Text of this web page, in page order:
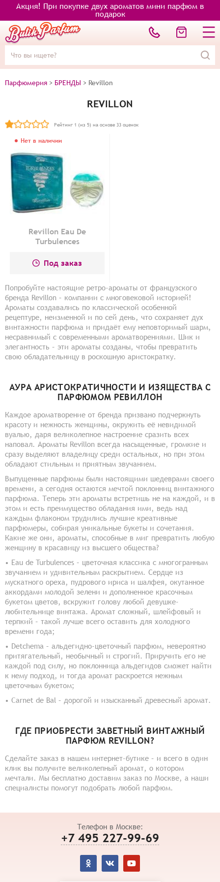
Акция! При покупке двух ароматов мини парфюм в
подарок
Парфюмерия > БРЕНДЫ > Revillon
REVILLON
Рейтинг 1 (из 5) на основе 33 оценок
Нет в наличии
Revillon Eau De
Turbulences
Под заказ
Попробуйте настоящие ретро-ароматы от французского
бренда Revillon – компании с многовековой историей!
Ароматы создавались по классической особенной
рецептуре, неизменной и по сей день, что сохраняет дух
винтажности парфюма и придаёт ему неповторимый шарм,
несравнимый с современными ароматворениями. Шик и
элегантность – эти ароматы созданы, чтобы превратить
свою обладательницу в роскошную аристократку.
АУРА АРИСТОКРАТИЧНОСТИ И ИЗЯЩЕСТВА С
ПАРФЮМОМ РЕВИЛЛОН
Каждое ароматворение от бренда призвано подчеркнуть
красоту и нежность женщины, окружить её невидимой
вуалью, даря великолепное настроение сразить всех
наповал. Ароматы Revillon всегда насыщенные, громкие и
сразу выделяют владелицу среди остальных, но при этом
обладают стильным и приятным звучанием.
Выпущенные парфюмы были настоящими шедеврами своего
времени, а сегодня остаются мечтой поклонниц винтажного
парфюма. Теперь эти ароматы встретишь не на каждой, и в
этом и есть преимущество обладания ими, ведь над
каждым флаконом трудились лучшие креативные
парфюмеры, собирая уникальные букеты и сочетания.
Какие же они, ароматы, способные в миг превратить любую
женщину в красавицу из высшего общества?
• Eau de Turbulences – цветочная классика с многогранным
звучанием и удивительным раскрытием. Сердце из
мускатного ореха, пудрового ириса и шалфея, окутанное
аккордами молодой зелени и дополненное красочным
букетом цветов, вскружит голову любой девушке-
любительнице винтажа. Аромат сложный, шлейфовый и
терпкий – такой лучше всего оставить для холодного
времени года;
• Detchema – альдегидно-цветочный парфюм, невероятно
притягательный, необычный и строгий. Приручить его не
каждой под силу, но поклонница альдегидов сможет найти
к нему подход, и тогда аромат раскроется нежным
цветочным букетом;
• Carnet de Bal – дорогой и изысканный древесный аромат.
ГДЕ ПРИОБРЕСТИ ЗАВЕТНЫЙ ВИНТАЖНЫЙ
ПАРФЮМ REVILLON?
Сделайте заказ в нашем интернет-бутике – и всего в один
клик вы получите великолепный аромат, о котором
мечтали. Мы бесплатно доставим заказ по Москве, а наши
специалисты помогут подобрать любой парфюм.
Телефон в Москве:
+7 495 227-99-69